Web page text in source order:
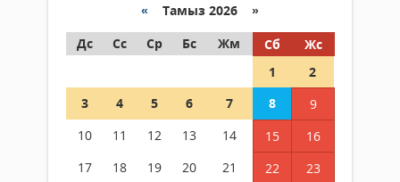
« Тамыз 2026 »
Дс
Сс Ср Бс Жм Сб
Жс
1
2
3
4 5 6 7 8
9
10
11 12 13 14 15
16
17
18 19 20 21 22
23